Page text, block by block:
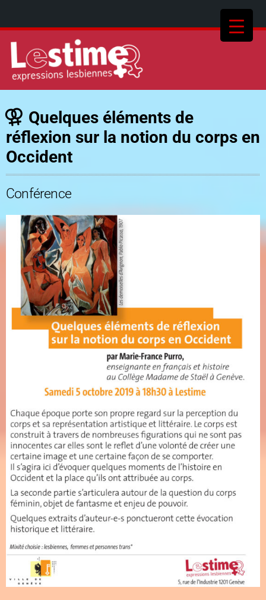
Quelques éléments de
réflexion sur la notion du corps en
Occident
Conférence